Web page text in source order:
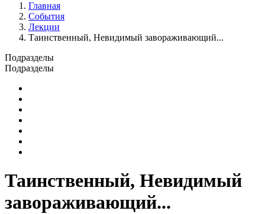
Главная
События
Лекции
Таинственный, Невидимый завораживающий...
Подразделы
Подразделы
Таинственный, Невидимый
завораживающий...